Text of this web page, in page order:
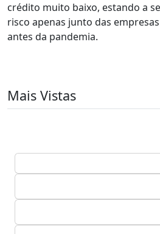
crédito muito baixo, estando a
risco apenas junto das
antes da pandemia.
Mais Vistas